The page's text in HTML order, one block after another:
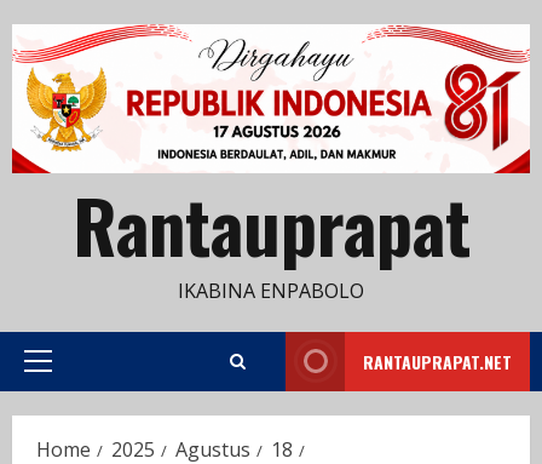
to
content
Rantauprapat
IKABINA ENPABOLO
Primary
RANTAUPRAPAT.NET
Home 2025 Agustus
18